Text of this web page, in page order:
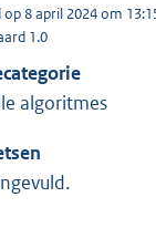
8 april 2024 om
1.0
algoritmes